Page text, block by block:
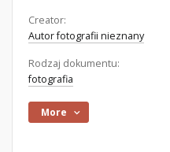
Creator:
Autor fotografii nieznany
Rodzaj dokumentu:
fotografia
More